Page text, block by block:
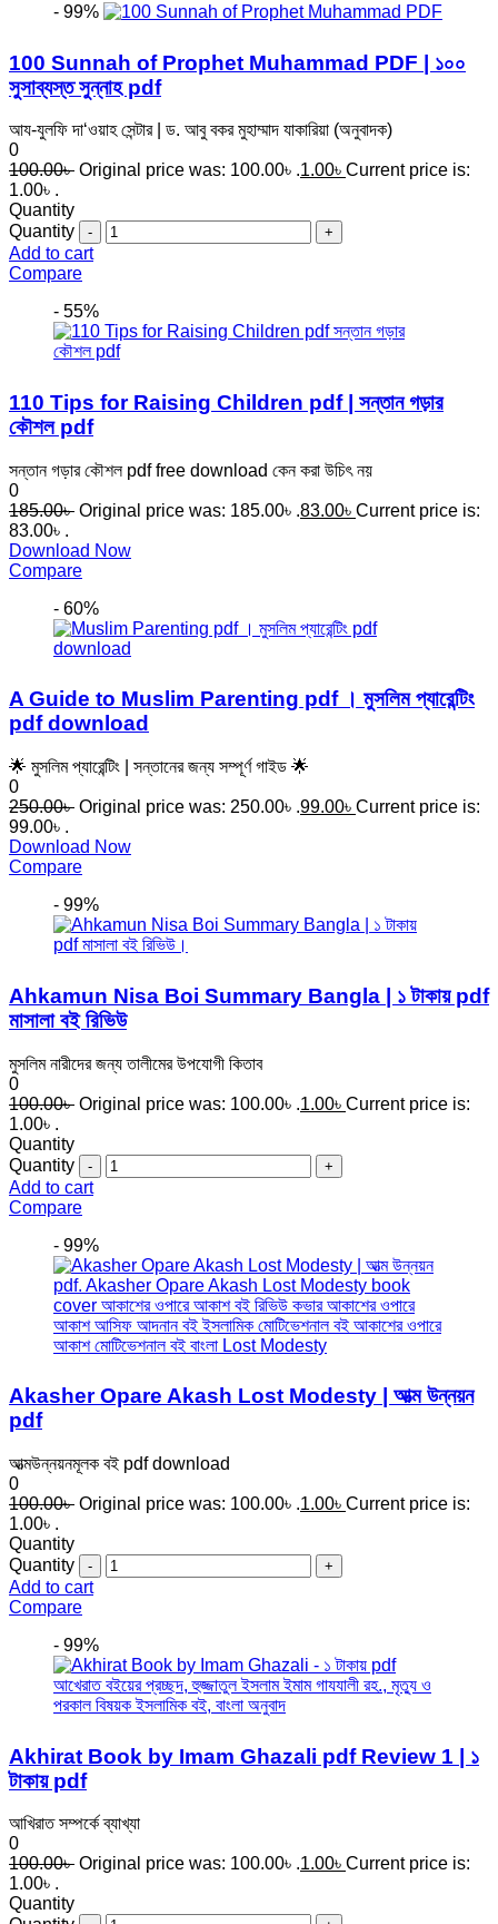
- 99%
100 Sunnah of Prophet Muhammad PDF | ১০০
সুসাব্যস্ত সুন্নাহ pdf
আয-যুলফি দা‘ওয়াহ সেন্টার | ড. আবু বকর মুহাম্মাদ যাকারিয়া (অনুবাদক)
0
100.00৳ Original price was: 100.00৳ .1.00৳ Current price is:
1.00৳ .
Quantity
Quantity
Add to cart
Compare
- 55%
110 Tips for Raising Children pdf | সন্তান গড়ার
কৌশল pdf
সন্তান গড়ার কৌশল pdf free download কেন করা উচিৎ নয়
0
185.00৳ Original price was: 185.00৳ .83.00৳ Current price is:
83.00৳ .
Download Now
Compare
- 60%
A Guide to Muslim Parenting pdf । মুসলিম প্যারেন্টিং
pdf download
🌟 মুসলিম প্যারেন্টিং | সন্তানের জন্য সম্পূর্ণ গাইড 🌟
0
250.00৳ Original price was: 250.00৳ .99.00৳ Current price is:
99.00৳ .
Download Now
Compare
- 99%
Ahkamun Nisa Boi Summary Bangla | ১ টাকায় pdf
মাসালা বই রিভিউ
মুসলিম নারীদের জন্য তালীমের উপযোগী কিতাব
0
100.00৳ Original price was: 100.00৳ .1.00৳ Current price is:
1.00৳ .
Quantity
Quantity
Add to cart
Compare
- 99%
Akasher Opare Akash Lost Modesty | আত্ম উন্নয়ন
pdf
আত্মউন্নয়নমূলক বই pdf download
0
100.00৳ Original price was: 100.00৳ .1.00৳ Current price is:
1.00৳ .
Quantity
Quantity
Add to cart
Compare
- 99%
Akhirat Book by Imam Ghazali pdf Review 1 | ১
টাকায় pdf
আখিরাত সম্পর্কে ব্যাখ্যা
0
100.00৳ Original price was: 100.00৳ .1.00৳ Current price is:
1.00৳ .
Quantity